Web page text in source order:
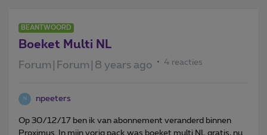
BEANTWOORD
Boeket Multi NL
Forum|Forum|8 years ago 4 reacties
N npeeters
Op 30/12/17 ben ik van abonnement veranderd binnen
Proximus. In mijn vorig pack was boeket multi NL gratis, nu